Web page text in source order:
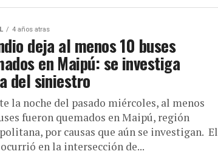
4 años atras
deja al menos 10 buses
en Maipú: se investiga
del siniestro
la noche del pasado miércoles, al menos
fueron quemados en Maipú, región
por causas que aún se investigan. El
en la intersección de...